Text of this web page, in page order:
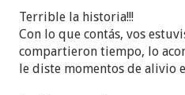
Terrible la historia!!!
Con lo que contás, vos
compartieron tiempo, lo
le diste momentos de alivio